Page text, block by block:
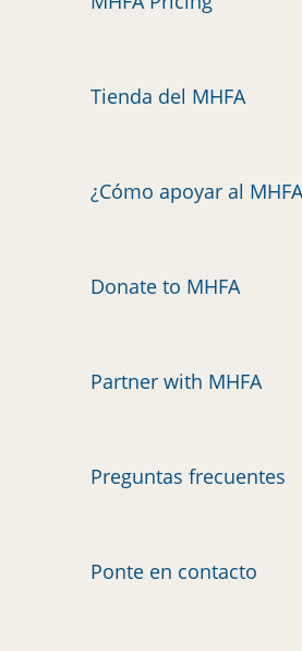
Tienda del MHFA
¿Cómo apoyar al
Donate to MHFA
Partner with MHFA
Preguntas frecuentes
Ponte en contacto